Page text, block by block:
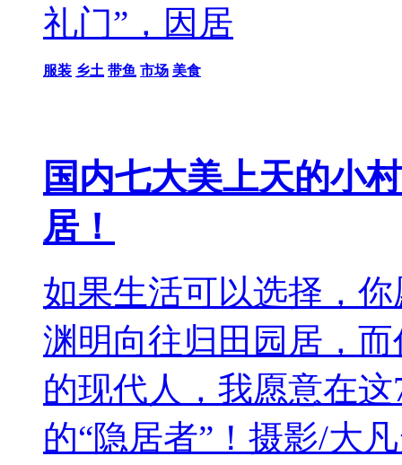
礼门”，因居
服装 乡土 带鱼 市场 美食
国内七大美上天的小
居！
如果生活可以选择，
渊明向往归田园居，
的现代人，我愿意在
的“隐居者”！摄影/大